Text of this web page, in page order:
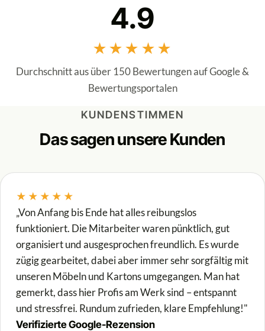
4.9
★★★★★
Durchschnitt aus über 150 Bewertungen auf Google &
Bewertungsportalen
KUNDENSTIMMEN
Das sagen unsere Kunden
★★★★★
„Von Anfang bis Ende hat alles reibungslos
funktioniert. Die Mitarbeiter waren pünktlich, gut
organisiert und ausgesprochen freundlich. Es wurde
zügig gearbeitet, dabei aber immer sehr sorgfältig mit
unseren Möbeln und Kartons umgegangen. Man hat
gemerkt, dass hier Profis am Werk sind – entspannt
und stressfrei. Rundum zufrieden, klare Empfehlung!"
Verifizierte Google-Rezension